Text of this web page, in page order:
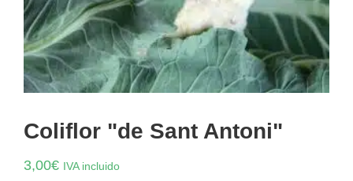
Coliflor "de Sant Antoni"
3,00€ IVA incluido